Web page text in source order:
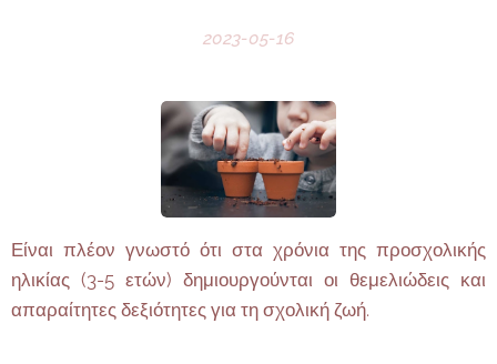
2023-05-16
Είναι πλέον γνωστό ότι στα χρόνια της προσχολικής
ηλικίας (3-5 ετών) δημιουργούνται οι θεμελιώδεις και
απαραίτητες δεξιότητες για τη σχολική ζωή.